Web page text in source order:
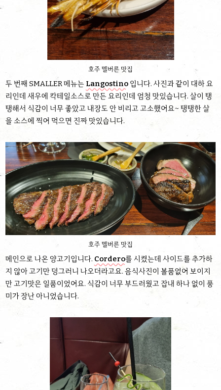
호주 멜버른 맛집
두 번째 SMALLER 메뉴는 Langostino 입니다. 사진과 같이 대하 요
리인데 새우에 칵테일소스로 만든 요리인데 엄청 맛있습니다. 살이 탱
탱해서 식감이 너무 좋았고 내장도 안 비리고 고소했어요~ 탱탱한 살
을 소스에 찍어 먹으면 진짜 맛있습니다.
호주 멜버른 맛집
메인으로 나온 양고기입니다. Cordero를 시켰는데 사이드를 추가하
지 않아 고기만 덩그러니 나오더라고요. 음식사진이 볼품없어 보이지
만 고기맛은 일품이었어요. 식감이 너무 부드러웠고 잡내 하나 없이 풍
미가 장난 아니었습니다.